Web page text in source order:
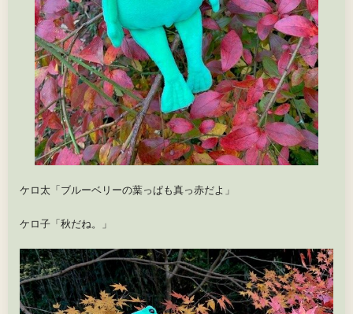
ケロ太「ブルーベリーの葉っぱも真っ赤だよ」
ケロ子「秋だね。」